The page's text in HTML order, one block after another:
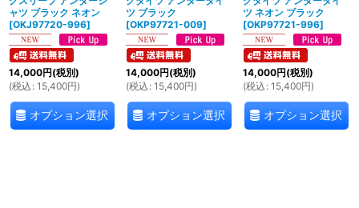
ャツ ブラック ネオン
[OKJ97720-996]
14,000円(税別)
(税込 : 15,400円)
オプション選択
ツ ブラック
[OKP97721-009]
14,000円(税別)
(税込 : 15,400円)
オプション選択
ツ ネオン ブラック
[OKP97721-996]
14,000円(税別)
(税込 : 15,400円)
オプション選択